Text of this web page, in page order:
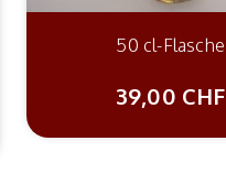
50 cl-Flasche
39,00 CHF